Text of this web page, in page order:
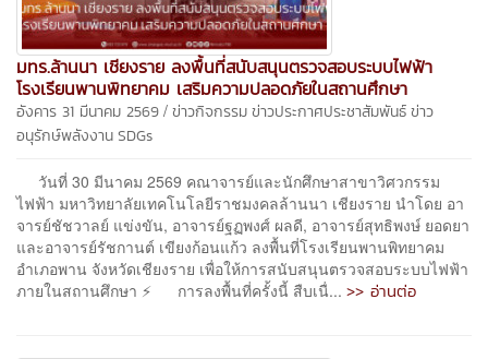
มทร.ล้านนา เชียงราย ลงพื้นที่สนับสนุนตรวจสอบระบบไฟฟ้า
โรงเรียนพานพิทยาคม เสริมความปลอดภัยในสถานศึกษา
อังคาร 31 มีนาคม 2569 / ข่าวกิจกรรมข่าวประกาศประชาสัมพันธ์ข่าว
อนุรักษ์พลังงานSDGs
วันที่ 30 มีนาคม 2569 คณาจารย์และนักศึกษาสาขาวิศวกรรม
ไฟฟ้า มหาวิทยาลัยเทคโนโลยีราชมงคลล้านนา เชียงราย นำโดย อา
จารย์ชัชวาลย์ แข่งขัน, อาจารย์ฐฏพงศ์ ผลดี, อาจารย์สุทธิพงษ์ ยอดยา
และอาจารย์รัชกานต์ เขียงก้อนแก้ว ลงพื้นที่โรงเรียนพานพิทยาคม
อำเภอพาน จังหวัดเชียงราย เพื่อให้การสนับสนุนตรวจสอบระบบไฟฟ้า
ภายในสถานศึกษา ⚡ การลงพื้นที่ครั้งนี้ สืบเนื่... >> อ่านต่อ